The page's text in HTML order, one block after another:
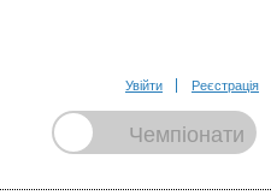
Увійти Реєстрація